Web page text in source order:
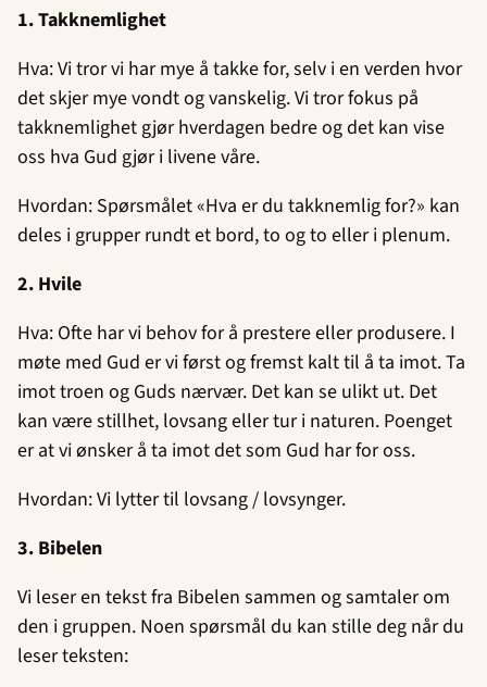
1.Takknemlighet
Hva: Vi tror vi har mye å takke for, selv i en verden hvor
det skjer mye vondt og vanskelig. Vi tror fokus på
takknemlighet gjør hverdagen bedre og det kan vise
oss hva Gud gjør i livene våre.
Hvordan: Spørsmålet «Hva er du takknemlig for?» kan
deles i grupper rundt et bord, to og to eller i plenum.
2. Hvile
Hva: Ofte har vi behov for å prestere eller produsere. I
møte med Gud er vi først og fremst kalt til å ta imot. Ta
imot troen og Guds nærvær. Det kan se ulikt ut. Det
kan være stillhet, lovsang eller tur i naturen. Poenget
er at vi ønsker å ta imot det som Gud har for oss.
Hvordan: Vi lytter til lovsang / lovsynger.
3. Bibelen
Vi leser en tekst fra Bibelen sammen og samtaler om
den i gruppen. Noen spørsmål du kan stille deg når du
leser teksten: